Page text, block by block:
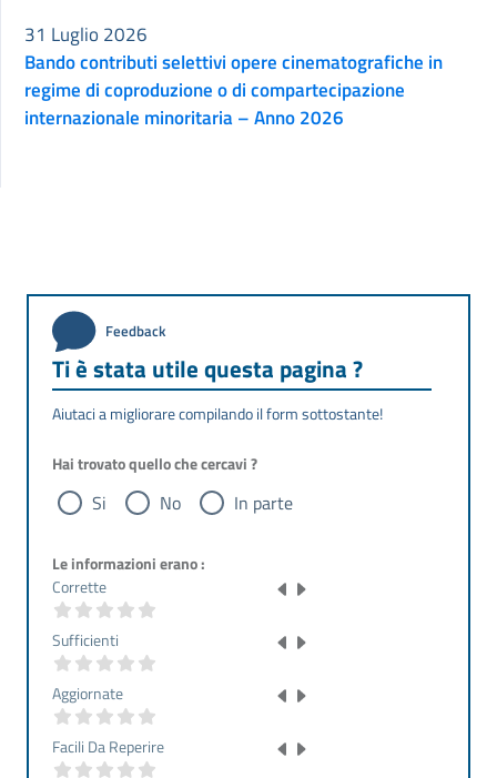
Bando contributi selettivi opere cinematografiche in
regime di coproduzione o di compartecipazione
internazionale minoritaria – Anno 2026
31 Luglio 2026
Feedback
Ti è stata utile questa pagina ?
Aiutaci a migliorare compilando il form sottostante!
Hai trovato quello che cercavi ?
Si No In parte
Le informazioni erano :
Corrette
Sufficienti
Aggiornate
Facili Da Reperire